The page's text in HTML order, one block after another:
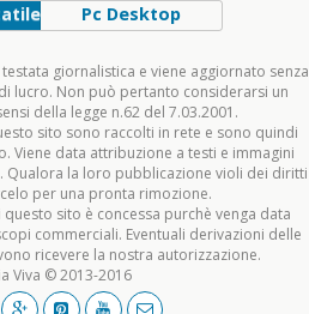
Pc Desktop
giornalistica e viene aggiornato senza
lucro. Non può pertanto considerarsi un
della legge n.62 del 7.03.2001.
sito sono raccolti in rete e sono quindi
Viene data attribuzione a testi e immagini
Qualora la loro pubblicazione violi dei diritti
per una pronta rimozione.
sito è concessa purchè venga data
commerciali. Eventuali derivazioni delle
ricevere la nostra autorizzazione.
Viva © 2013-2016